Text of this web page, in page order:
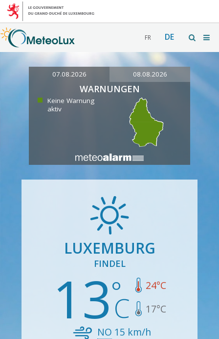
FR DE
07.08.2026 08.08.2026
WARNUNGEN
Keine Warnung
aktiv
LUXEMBURG
FINDEL
13 24°C
17°C
NO 15 km/h